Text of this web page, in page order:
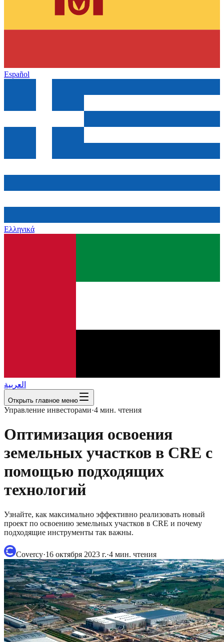
Español
Ελληνικά
العربية
Открыть главное меню
Управление инвесторами·4 мин. чтения
Оптимизация освоения
земельных участков в CRE с
помощью подходящих
технологий
Узнайте, как максимально эффективно реализовать новый
проект по освоению земельных участков в CRE и почему
подходящие инструменты так важны.
Covercy·16 октября 2023 г.·4 мин. чтения